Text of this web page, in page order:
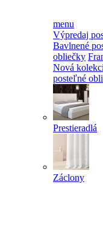
menu
Výpredaj
Bavlnené
obliečky
Nová
posteľné
Prestieradlá
Záclony